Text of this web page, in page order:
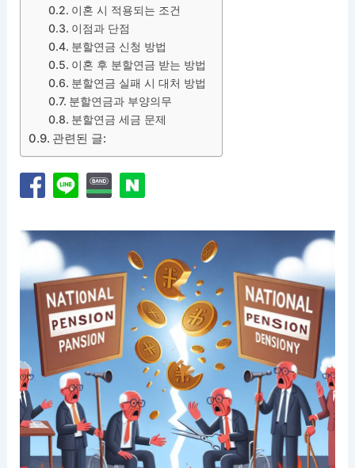
이혼 시 적용되는 조건
이점과 단점
분할연금 신청 방법
이혼 후 분할연금 받는 방법
분할연금 실패 시 대처 방법
분할연금과 부양의무
분할연금 세금 문제
관련된 글: